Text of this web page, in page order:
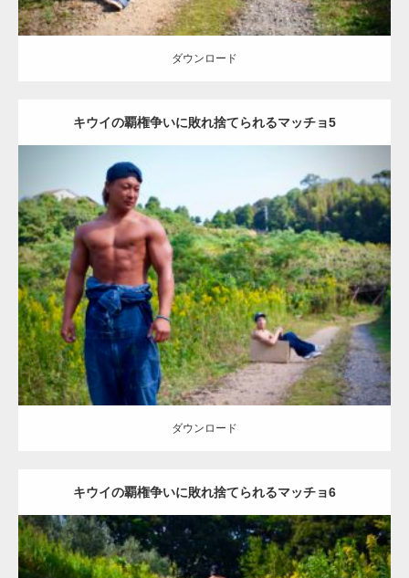
ダウンロード
キウイの覇権争いに敗れ捨てられるマッチョ5
Update:2023.02.11
Category:キウイ農家のマッチョ その他 AKIHITO(細マッチョ)
ONIKKY(デカいよ) 大胸筋 腹筋 捨てマッチョ 唐津 (佐賀)
ダウンロード
ダウンロード
キウイの覇権争いに敗れ捨てられるマッチョ6
【YouTube】マッチョフリー素材メンバーが
ギネス世界記録…